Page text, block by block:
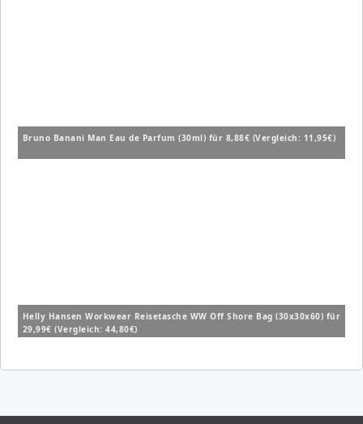
Bruno Banani Man Eau de Parfum (30ml) für 8,88€ (Vergleich: 11,95€)
Helly Hansen Workwear Reisetasche WW Off Shore Bag (30x30x60) für
29,99€ (Vergleich: 44,80€)